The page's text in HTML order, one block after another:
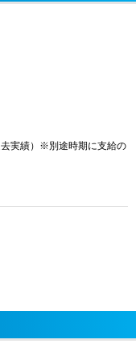
去実績）※別途時期に支給の